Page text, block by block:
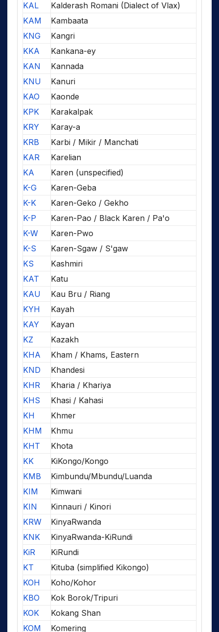
KAL
Kalderash Romani (Dialect of Vlax)
KAM
Kambaata
KNG
Kangri
KKA
Kankana-ey
KAN
Kannada
KNU
Kanuri
KAO
Kaonde
KPK
Karakalpak
KRY
Karay-a
KRB
Karbi / Mikir / Manchati
KAR
Karelian
KA
Karen (unspecified)
K-G
Karen-Geba
K-K
Karen-Geko / Gekho
K-P
Karen-Pao / Black Karen / Pa'o
K-W
Karen-Pwo
K-S
Karen-Sgaw / S'gaw
KS
Kashmiri
KAT
Katu
KAU
Kau Bru / Riang
KYH
Kayah
KAY
Kayan
KZ
Kazakh
KHA
Kham / Khams, Eastern
KND
Khandesi
KHR
Kharia / Khariya
KHS
Khasi / Kahasi
KH
Khmer
KHM
Khmu
KHT
Khota
KK
KiKongo/Kongo
KMB
Kimbundu/Mbundu/Luanda
KIM
Kimwani
KIN
Kinnauri / Kinori
KRW
KinyaRwanda
KNK
KinyaRwanda-KiRundi
KiR
KiRundi
KT
Kituba (simplified Kikongo)
KOH
Koho/Kohor
KBO
Kok Borok/Tripuri
KOK
Kokang Shan
KOM
Komering